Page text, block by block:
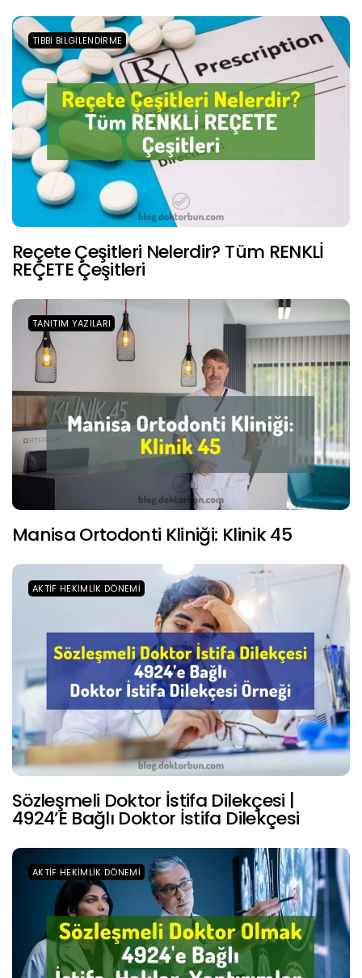
TIBBI BILGILENDIRME
Reçete Çeşitleri Nelerdir? Tüm RENKLİ
REÇETE Çeşitleri
TANITIM YAZILARI
Manisa Ortodonti Kliniği: Klinik 45
AKTIF HEKIMLIK DÖNEMI
Sözleşmeli Doktor İstifa Dilekçesi |
4924’e Bağlı Doktor İstifa Dilekçesi
AKTIF HEKIMLIK DÖNEMI